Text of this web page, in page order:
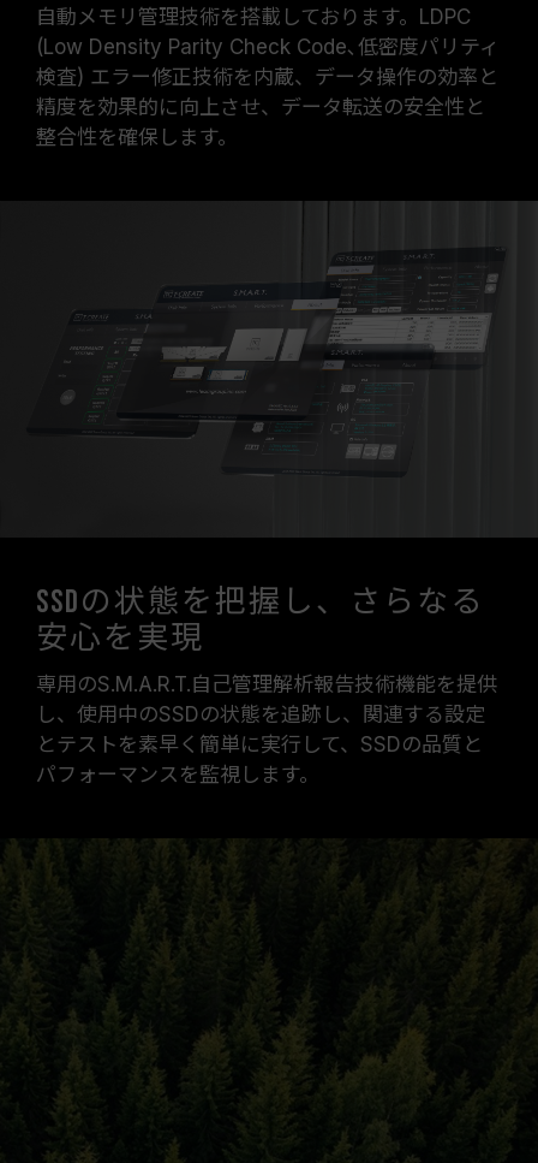
自動メモリ管理技術を搭載しております。LDPC
(Low Density Parity Check Code､低密度パリティ
検査) エラー修正技術を内蔵、データ操作の効率と
精度を効果的に向上させ、データ転送の安全性と
整合性を確保します。
SSDの状態を把握し、さらなる
安心を実現
専用のS.M.A.R.T.自己管理解析報告技術機能を提供
し、使用中のSSDの状態を追跡し、関連する設定
とテストを素早く簡単に実行して、SSDの品質と
パフォーマンスを監視します。